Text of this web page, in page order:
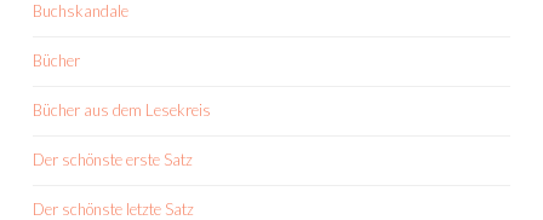
Buchskandale
Bücher
Bücher aus dem Lesekreis
Der schönste erste Satz
Der schönste letzte Satz